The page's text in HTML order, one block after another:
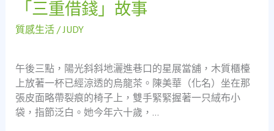
「三重借錢」故事
質感生活/JUDY
午後三點，陽光斜斜地灑進巷口的星展當舖，木質櫃檯
上放著一杯已經涼透的烏龍茶。陳美華（化名）坐在那
張皮面略帶裂痕的椅子上，雙手緊緊握著一只絨布小
袋，指節泛白。她今年六十歲，…
力
與
一
份
不